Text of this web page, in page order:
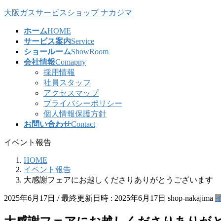
コ
ナ
大阪ガスサービスショップ ナカジマ
ホームHOME
サービス案内Service
ショールームShowRoom
会社情報Comapny
採用情報
社員スタッフ
アクセスマップ
プライバシーポリシー
個人情報保護方針
お問い合わせContact
イベント報告
HOME
イベント報告
大感謝フェアにお越しくださりありがとうございます
2025年6月17日 / 最終更新日時 : 2025年6月17日 shop-nakajima